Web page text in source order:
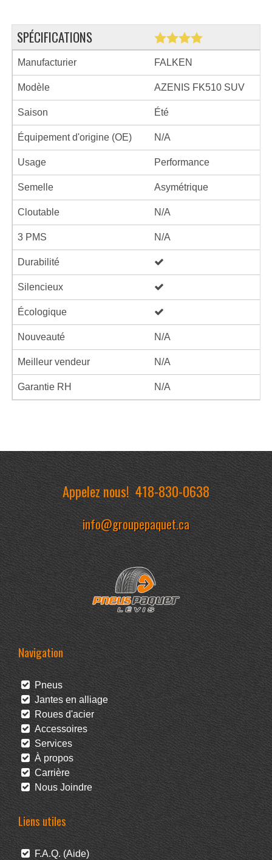
SPÉCIFICATIONS
Manufacturier FALKEN
Modèle AZENIS FK510 SUV
Saison Été
Équipement d'origine (OE) N/A
Usage Performance
Semelle Asymétrique
Cloutable N/A
3 PMS N/A
Durabilité
Silencieux
Écologique
Nouveauté N/A
Meilleur vendeur N/A
Garantie RH N/A
Appelez nous!418-830-0638
info@groupepaquet.ca
Navigation
Pneus
Jantes en alliage
Roues d'acier
Accessoires
Services
À propos
Carrière
Nous Joindre
Liens utiles
F.A.Q. (Aide)